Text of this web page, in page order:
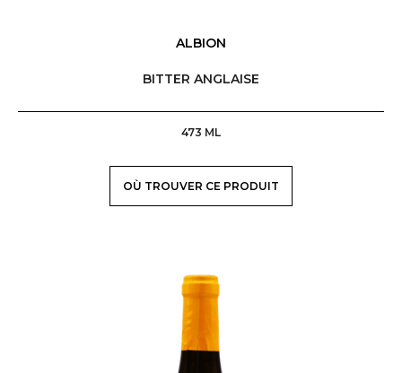
ALBION
BITTER ANGLAISE
473 ML
OÙ TROUVER CE PRODUIT